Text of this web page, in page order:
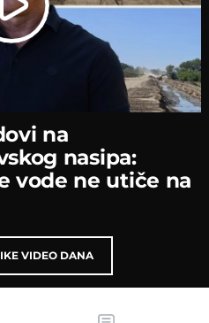
na
nasipa:
vode ne utiče na
VIDEO DANA